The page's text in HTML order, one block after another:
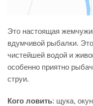
Это настоящая
вдумчивой рыбалки.
чистейшей водой и
особенно приятно
струи.
Кого ловить: щука,